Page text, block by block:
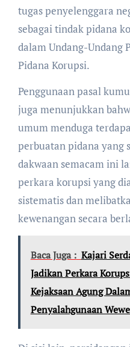
tugas penyelenggara
sebagai tindak pidana
dalam Undang-Undang
Pidana Korupsi.
Penggunaan pasal
juga menunjukkan
umum menduga
perbuatan pidana yang
dakwaan semacam ini
perkara korupsi yang
sistematis dan
kewenangan secara
Baca Juga : Kajari
Jadikan Perkara
Kejaksaan Agung
Penyalahgunaan